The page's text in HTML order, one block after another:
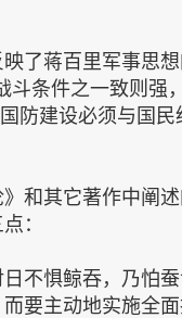
映了蒋百里军事思想
斗条件之一致则强
防建设必须与国
和其它著作中阐述
：
不惧鲸吞，乃怕
要主动地实施全